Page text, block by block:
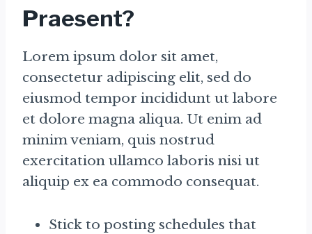
Praesent?
Lorem ipsum dolor sit amet,
consectetur adipiscing elit, sed do
eiusmod tempor incididunt ut labore
et dolore magna aliqua. Ut enim ad
minim veniam, quis nostrud
exercitation ullamco laboris nisi ut
aliquip ex ea commodo consequat.
Stick to posting schedules that